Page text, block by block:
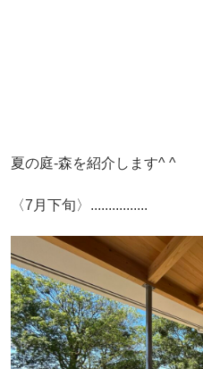
夏の庭-森を紹介します^ ^
〈7月下旬〉................